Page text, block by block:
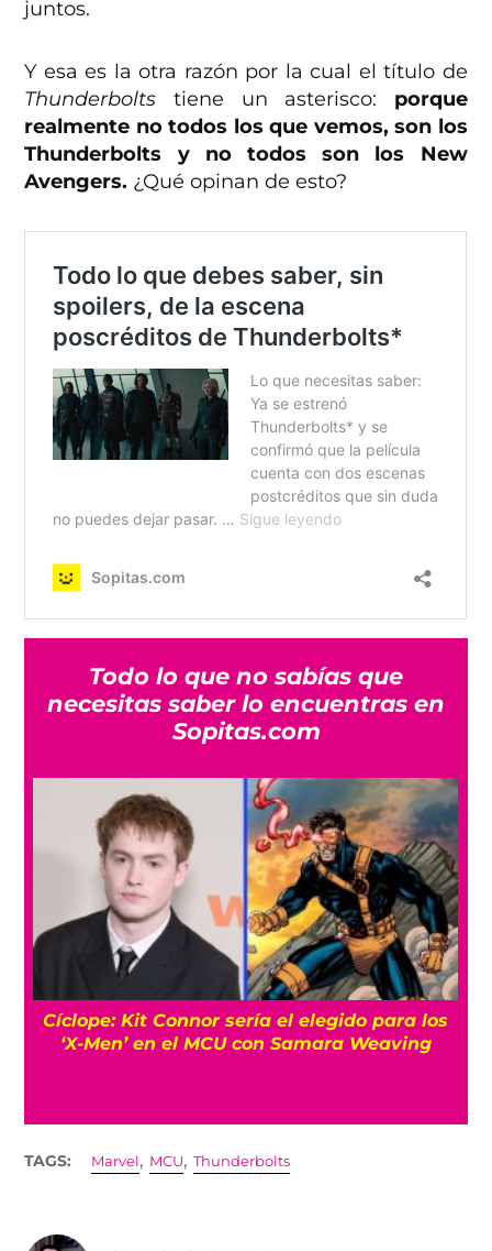
juntos.
Y esa es la otra razón por la cual el título de
Thunderbolts tiene un asterisco: porque
realmente no todos los que vemos, son los
Thunderbolts y no todos son los New
Avengers. ¿Qué opinan de esto?
Todo lo que no sabías que
necesitas saber lo encuentras en
Sopitas.com
para los
Weaving
‘Primetime’: La historia real
película de Robert Pattinson sobre
TAGS: Marvel, MCU,Thunderbolts